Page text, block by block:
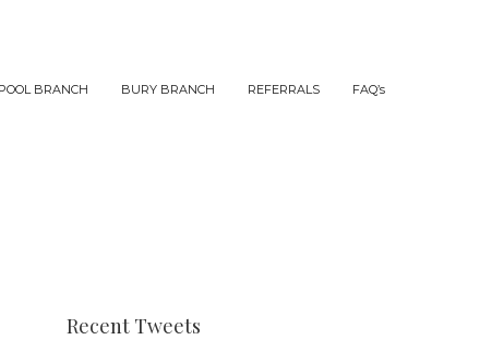
BRANCH BURY BRANCH REFERRALS FAQ’s
Recent Tweets